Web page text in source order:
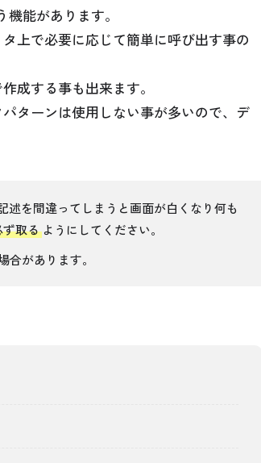
能があります。
上で必要に応じて簡単に呼び出す事の
成する事も出来ます。
ターンは使用しない事が多いので、デ
を間違ってしまうと画面が白くなり何も
取る ようにしてください。
があります。